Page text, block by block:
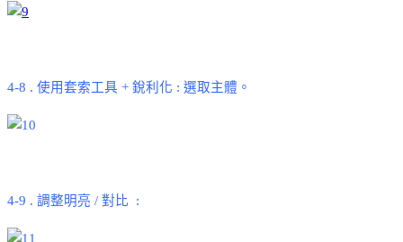
4-8 . 使用套索工具 + 銳利化 : 選取主體。
4-9 . 調整明亮 / 對比 :